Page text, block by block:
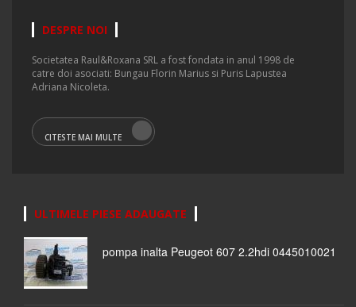
DESPRE NOI
Societatea Raul&Roxana SRL a fost fondata in anul 1998 de
catre doi asociati: Bungau Florin Marius si Puris Lapustea
Adriana Nicoleta.
CITESTE MAI MULTE
ULTIMELE PIESE ADAUGATE
pompa inalta Peugeot 607 2.2hdi 0445010021